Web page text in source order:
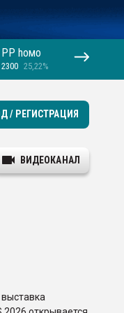
PP hомо
2300 25,22%
/ РЕГИСТРАЦИЯ
ВИДЕОКАНАЛ